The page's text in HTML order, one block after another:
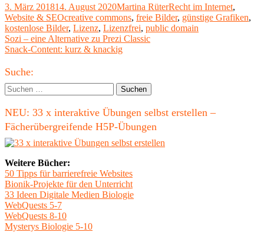
Veröffentlicht
am
3. März 201814. August 2020Autor
Martina RüterKategorien
Recht im Internet,
Website & SEOSchlagwörter
creative commons, freie Bilder, günstige Grafiken,
kostenlose Bilder, Lizenz, Lizenzfrei, public domain
Beitragsnavigation
Vorheriger
Beitrag:
Sozi – eine Alternative zu Prezi Classic
Nächster
Snack-Content: kurz & knackig
Haupt-
Seitenleiste
Suche:
Suchen
nach:
NEU: 33 x interaktive Übungen selbst erstellen –
Fächerübergreifende H5P-Übungen
Weitere Bücher:
50 Tipps für barrierefreie Websites
Bionik-Projekte für den Unterricht
33 Ideen Digitale Medien Biologie
WebQuests 5-7
WebQuests 8-10
Mysterys Biologie 5-10